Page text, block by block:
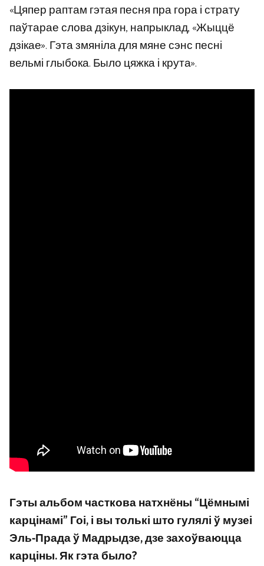
«Цяпер раптам гэтая песня пра гора і страту
паўтарае слова дзікун, напрыклад, «Жыццё
дзікае». Гэта змяніла для мяне сэнс песні
вельмі глыбока. Было цяжка і крута».
Гэты альбом часткова натхнёны “Цёмнымі
карцінамі” Гоі, і вы толькі што гулялі ў музеі
Эль-Прада ў Мадрыдзе, дзе захоўваюцца
карціны. Як гэта было?